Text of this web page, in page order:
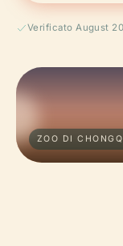
Verificato August
ZOO DI